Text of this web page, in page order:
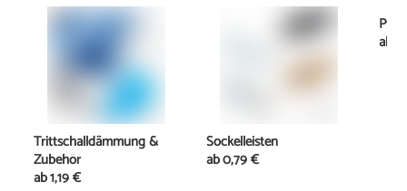
Trittschalldämmung &
Zubehör
ab1,19 €
Sockelleisten
ab0,79 €
ab